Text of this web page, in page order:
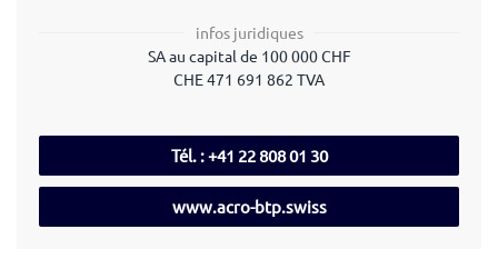
infos juridiques
SA au capital de 100 000 CHF
CHE 471 691 862 TVA
Tél. : +41 22 808 01 30
www.acro-btp.swiss